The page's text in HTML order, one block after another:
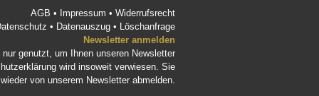
AGB • Impressum • Widerrufsrecht
• Datenauszug •
Löschanfrage
Newsletter anmelden
genutzt, um Ihnen unseren Newsletter
wird insoweit verwiesen. Sie
von unserem Newsletter abmelden.